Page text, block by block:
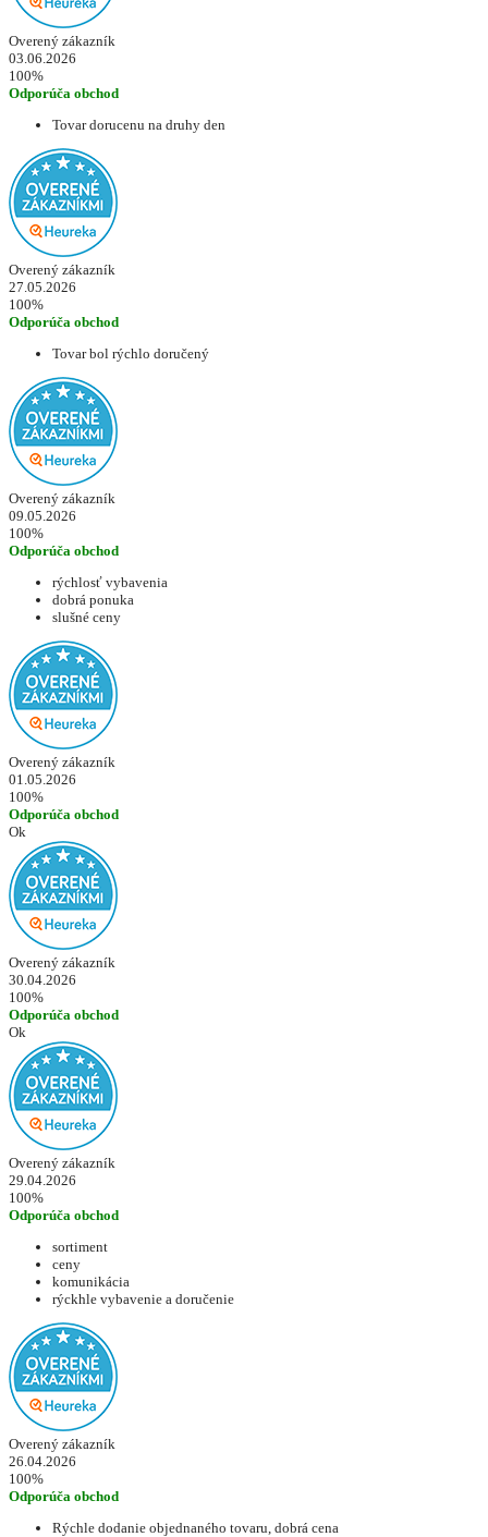
Overený zákazník
03.06.2026
100%
Odporúča obchod
Tovar dorucenu na druhy den
Overený zákazník
27.05.2026
100%
Odporúča obchod
Tovar bol rýchlo doručený
Overený zákazník
09.05.2026
100%
Odporúča obchod
rýchlosť vybavenia
dobrá ponuka
slušné ceny
Overený zákazník
01.05.2026
100%
Odporúča obchod
Ok
Overený zákazník
30.04.2026
100%
Odporúča obchod
Ok
Overený zákazník
29.04.2026
100%
Odporúča obchod
sortiment
ceny
komunikácia
rýckhle vybavenie a doručenie
Overený zákazník
26.04.2026
100%
Odporúča obchod
Rýchle dodanie objednaného tovaru, dobrá cena